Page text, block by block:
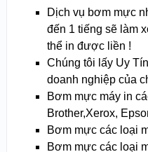
Dịch vụ bơm mực
đến 1 tiếng sẽ làm
thể in được liền !
Chúng tôi lấy Uy
doanh nghiệp của
Bơm mực máy in
Brother,Xerox,
Bơm mực các loại
Bơm mực các loại